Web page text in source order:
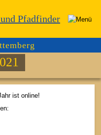
ist online!